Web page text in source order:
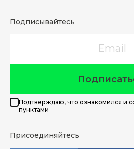
Подписывайтесь
Подтверждаю, что ознакомился и
пунктами
Присоединяйтесь